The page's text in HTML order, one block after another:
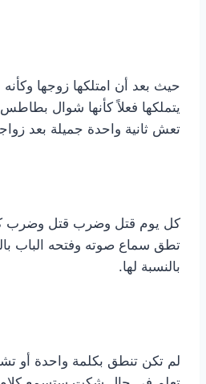
حيث بعد أن امتلكها زوجها
يتملكها فعلاً كأنها شوال
تعش ثانية واحدة جميلة بعد
كل يوم قتل وضرب قتل وضرب
تطق سماع صوته وفتحه الباب
بالنسبة لها.
لم تكن تنطق بكلمة واحدة أو